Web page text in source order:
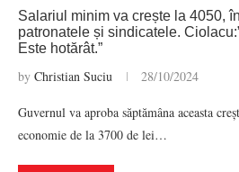
Salariul minim va crește la 4050,
patronatele și sindicatele.
Este hotărât.”
by Christian Suciu 28/10/2024
Guvernul va aproba săptămâna aceasta
economie de la 3700 de lei…